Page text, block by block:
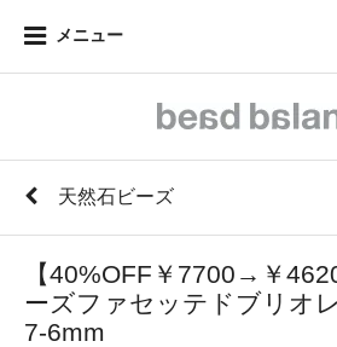
メニュー
天然石ビーズ
【40%OFF￥7700→￥
ーズファセッテドブリオ
7-6mm